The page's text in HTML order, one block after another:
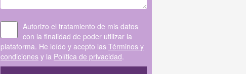
Autorizo el tratamiento de mis datos
con la finalidad de poder utilizar la
plataforma. He leído y acepto las Términos y
condicionesy la Política de privacidad.